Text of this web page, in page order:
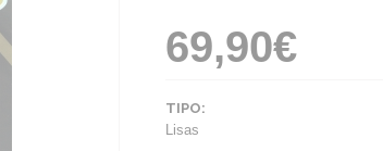
69,90€
TIPO:
Lisas